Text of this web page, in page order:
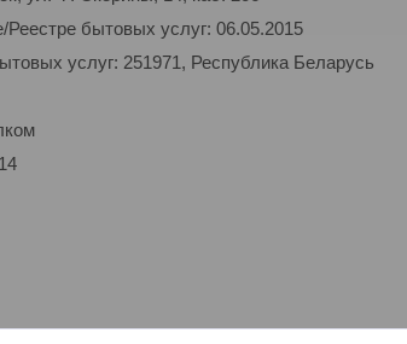
Реестре бытовых услуг: 06.05.2015
услуг: 251971, Республика Беларусь